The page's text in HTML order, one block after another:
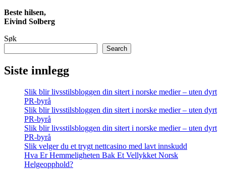
Beste hilsen,
Eivind Solberg
Søk
Search
Siste innlegg
Slik blir livsstilsbloggen din sitert i norske medier – uten dyrt
PR-byrå
Slik blir livsstilsbloggen din sitert i norske medier – uten dyrt
PR-byrå
Slik blir livsstilsbloggen din sitert i norske medier – uten dyrt
PR-byrå
Slik velger du et trygt nettcasino med lavt innskudd
Hva Er Hemmeligheten Bak Et Vellykket Norsk
Helgeopphold?